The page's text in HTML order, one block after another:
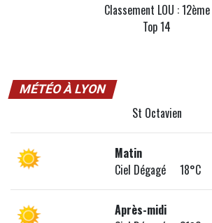
Classement LOU : 12ème
Top 14
MÉTÉO À LYON
St Octavien
Matin
Ciel Dégagé 18°C
Après-midi